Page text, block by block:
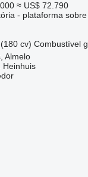
≈ US$ 72.790
- plataforma
cv) Combustível
Almelo
Heinhuis